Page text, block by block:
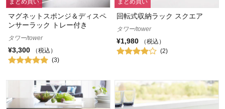
まとめ買い
マグネットスポンジ＆ディスペ
ンサーラック トレー付き
タワー/tower
¥3,300
（税込）
(3)
まとめ買い
回転式収納ラック スクエア
タワー/tower
¥1,980
（税込）
(2)